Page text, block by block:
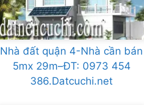
Nhà đất quận 4-Nhà cần bán
5mx 29m–ĐT: 0973 454
386.Datcuchi.net